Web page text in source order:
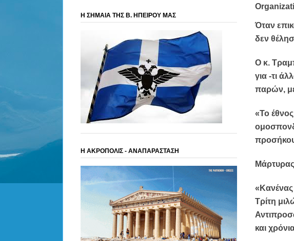
Όταν
δεν
Ο κ.
για -τι
παρών,
«Το
Μάρτυρας
«Κανένας
Τρίτη
και
Η ΣΗΜΑΙΑ ΤΗΣ Β. ΗΠΕΙΡΟΥ ΜΑΣ
Η ΑΚΡΟΠΟΛΙΣ - ΑΝΑΠΑΡΑΣΤΑΣΗ